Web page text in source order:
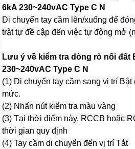
6kA 230~240vAC Type C N
Di chuyển tay cầm lên/xuống để
trật tự đề cập đến việc tự động mở
Lưu ý về kiểm tra dòng rò nối đất
230~240vAC Type C N
(1) Di chuyển tay cầm sang vị trí
mức.
(2) Nhấn nút kiểm tra màu vàng
(3) Tại thời điểm này, RCCB hoặc
thời gian quy định
(4) Tay cầm di chuyển đến vị trí Tắt